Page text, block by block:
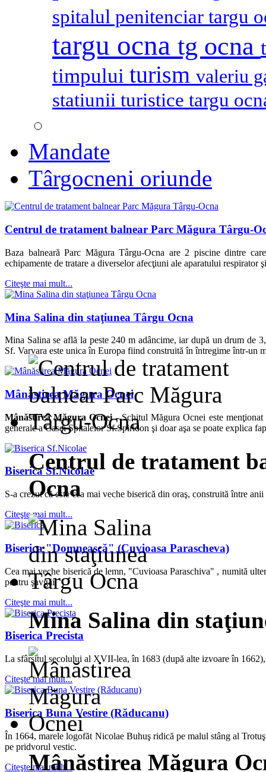
spitalul penitenciar targu
targu ocna tg ocna
timpului turism valeriu
statiunii turistice targu
Mandate
Târgocneni oriunde
Centrul de tratament balnear Parc Măgura Târgu-
Baza balneară Parc Măgura Târgu-Ocna are 2 piscine dintre
echipamente de tratare a diverselor afecţiuni ale aparatului respirator
Citeşte mai mult...
Mina Salina din staţiunea Târgu Ocna
Mina Salina se află la peste 240 m adâncime, iar după un drum de
Sf. Varvara este unica în Europa fiind construită în întregime într-un
Mânăstirea Măgura Ocnei
Mânăstirea Măgura Ocnei -Schitul Măgura Ocnei este
generale a Casei Spitalelor Sf.Spiridon şi doar aşa se poate explica
Biserica Sf.Nicolae
S-a crezut că este cea mai veche biserică din oraş, construită între
Citeşte mai mult...
Biserica "Domnească" (Cuvioasa Parascheva)
Cea mai veche biserică de lemn, "Cuvioasa Paraschiva" , numită
pentru şavgăi.
Citeşte mai mult...
Biserica Precista
La sfârşitul secolului al XVII-lea, în 1683 (după alte izvoare în
Citeşte mai mult...
Biserica Buna Vestire (Răducanu)
În 1664, marele logofăt Nicolae Buhuş ridică pe malul stâng al
pe pridvorul vestic.
Citeşte mai mult...
Centrul de tratament
Ocna
Mina Salina din
Mânăstirea Măgura